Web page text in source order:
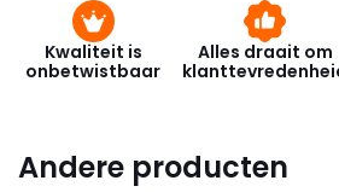
Kwaliteit is
onbetwistbaar
Alles draait om
Andere producten